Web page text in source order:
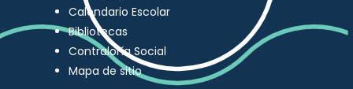
Calendario Escolar
Bibliotecas
Contraloría Social
Mapa de sitio